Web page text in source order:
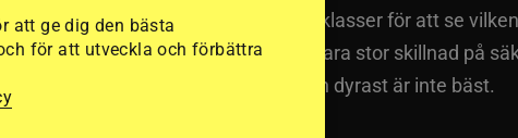
15 ridhjälmar i olika prisklasser för att se
säkraste. Det visar sig vara stor skillnad på
de olika hjälmarna – och dyrast är inte bäst.
att ge dig den bästa
för att utveckla och förbättra